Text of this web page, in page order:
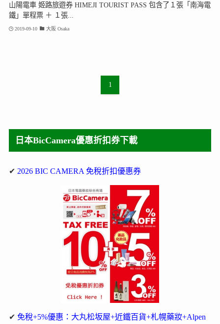
山陽電車 姬路旅遊券 HIMEJI TOURIST PASS 包含了１張「南海電
鐵」單程票 ＋ １張...
2019-09-10 大阪 Osaka
1
日本BicCamera優惠折扣券下載
✔ 2026 BIC CAMERA 免稅折扣優惠券
✔ 免稅+5%優惠：大丸松坂屋+近鐵百貨+札幌藥妝+Alpen